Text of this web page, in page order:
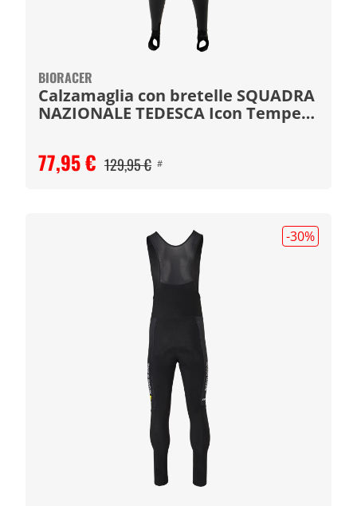
BIORACER
Calzamaglia con bretelle SQUADRA
NAZIONALE TEDESCA Icon Tempest
77,95 € 129,95 € #
-30%